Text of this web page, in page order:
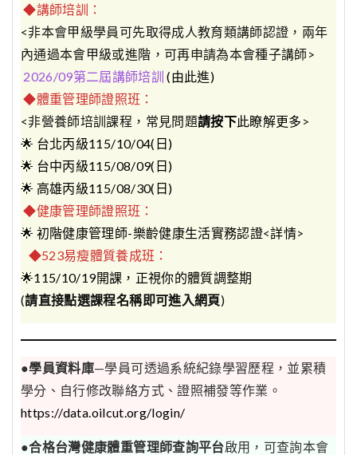
◆講師培訓：
<非本會甲級學員可先取得成人教育類講師認證，兩年
內通過本會甲級或進階，可再申請為本會種子講師>
2026/09第二屆講師培訓(由此進)
◆體重管理師證照班：
<非營養師培訓課程，常見問題請按下此瞭解更多 >
🌟 台北丙級115/10/04(日)
🌟 台中丙級115/08/09(日)
🌟 高雄丙級115/08/30(日)
◆健康管理師證照班：
🌟 初階健康管理師-樂齡健康生活實務認證<詳情>
◆523易瘦體質養成班：
🌟115/10/19開課，正視你的體質調整期
(請直接點選課程名稱即可進入網頁)
●學員資料庫—學員可透過系統紀錄學習歷程，並累積
學分、自行修改聯絡方式、證照補發等作業。
https://data.oilcut.org/login/
●合格台灣健康體重管理師查詢平台啟用，可查詢本會